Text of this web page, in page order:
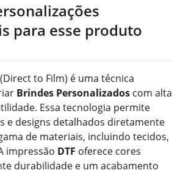
para esse produto
(Direct to Film) é uma técnica
Brindes Personalizados com alta
Essa tecnologia permite
e designs detalhados diretamente
de materiais, incluindo tecidos,
impressão DTF oferece cores
durabilidade e um acabamento